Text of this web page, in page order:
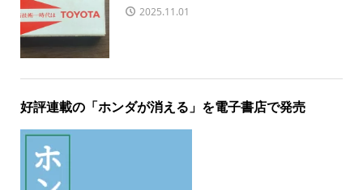
2025.11.01
好評連載の「ホンダが消える」を電子書店で発売